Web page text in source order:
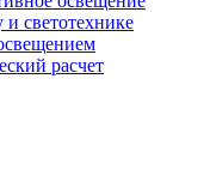
светотехнике
расчет